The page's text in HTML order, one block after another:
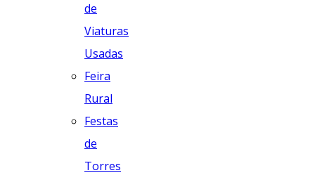
de
Viaturas
Usadas
Feira
Rural
Festas
de
Torres